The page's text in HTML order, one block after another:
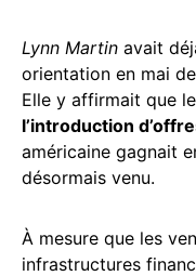
Lynn Martin avait
orientation en mai
Elle y affirmait que le
l’introduction
américaine gagnait
désormais venu.
À mesure que les
infrastructures